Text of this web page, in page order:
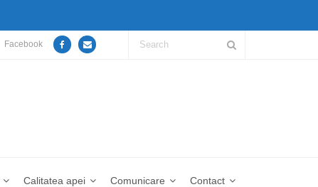
Facebook
Calitatea apei Comunicare Contact